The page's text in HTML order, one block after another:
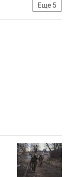
Еще5